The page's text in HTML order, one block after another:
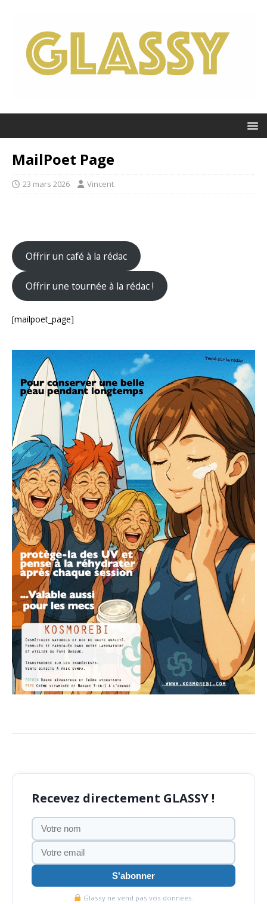
MailPoet Page
23 mars 2026 Vincent
Offrir un café à la rédac
Offrir une tournée à la rédac !
[mailpoet_page]
Recevez directement GLASSY !
S'abonner
Glassy ne vend pas vos données.